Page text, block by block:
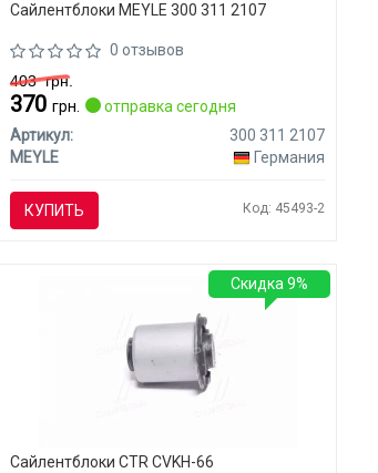
Сайлентблоки MEYLE 300 311 2107
0 отзывов
403грн.
370грн.
отправка сегодня
Артикул:
300 311 2107
MEYLE
Германия
КУПИТЬ Код: 45493-2
Сайлентблоки CTR CVKH-66
Скидка 9%